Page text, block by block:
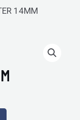
14MM